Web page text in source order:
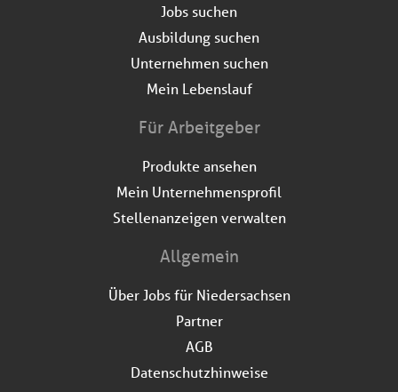
Jobs suchen
Ausbildung suchen
Unternehmen suchen
Mein Lebenslauf
Für Arbeitgeber
Produkte ansehen
Mein Unternehmensprofil
Stellenanzeigen verwalten
Allgemein
Über Jobs für Niedersachsen
Partner
AGB
Datenschutzhinweise